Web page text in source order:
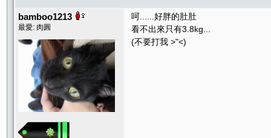
bamboo1213
最愛: 肉圓
呵......好胖的肚肚
看不出來只有3.8kg...
(不要打我 >"<)